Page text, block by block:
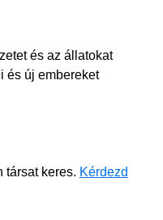
és az állatokat
és új embereket
társat keres. Kérdezd